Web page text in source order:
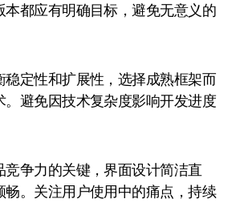
本都应有明确目标，避免无意义的
稳定性和扩展性，选择成熟框架而
。避免因技术复杂度影响开发进度
竞争力的关键，界面设计简洁直
畅。关注用户使用中的痛点，持续